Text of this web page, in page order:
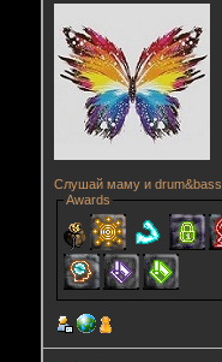
Слушай маму и drum&bass
Awards